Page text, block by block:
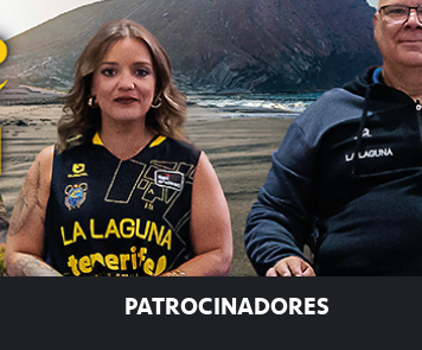
PATROCINADORES